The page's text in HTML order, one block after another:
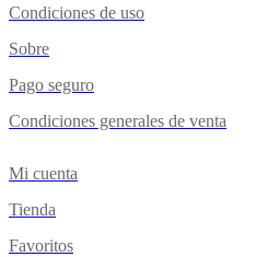
Condiciones de uso
Sobre
Pago seguro
Condiciones generales de venta
Mi cuenta
Tienda
Favoritos